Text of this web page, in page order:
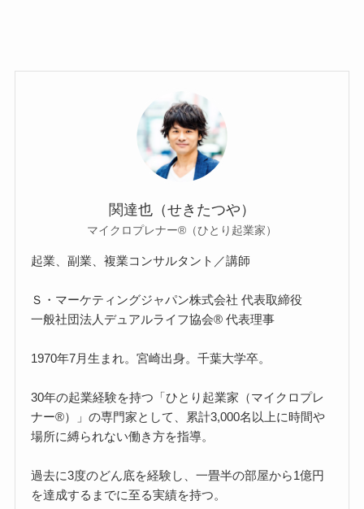
関達也（せきたつや）
マイクロプレナー®（ひとり起業家）
起業、副業、複業コンサルタント／講師
Ｓ・マーケティングジャパン株式会社 代表取締役
一般社団法人デュアルライフ協会® 代表理事
1970年7月生まれ。宮崎出身。千葉大学卒。
30年の起業経験を持つ「ひとり起業家（マイクロプレ
ナー®）」の専門家として、累計3,000名以上に時間や
場所に縛られない働き方を指導。
過去に3度のどん底を経験し、一畳半の部屋から1億円
を達成するまでに至る実績を持つ。